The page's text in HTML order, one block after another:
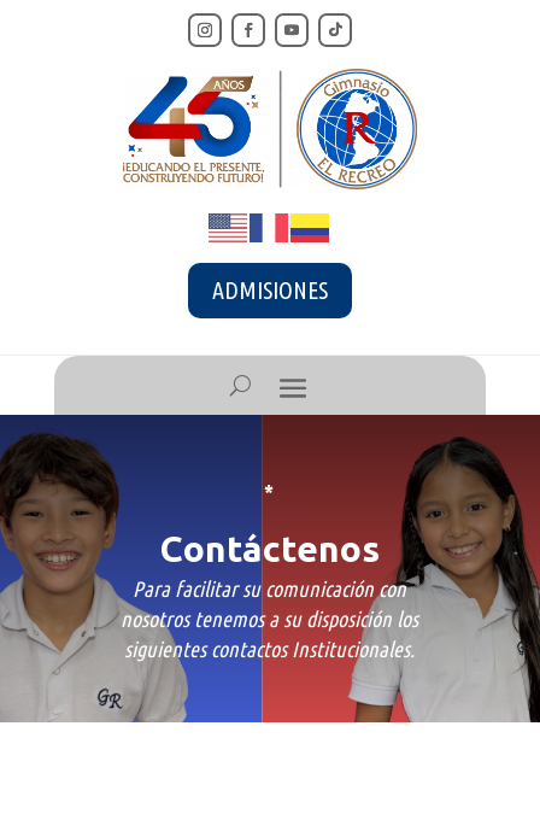
ADMISIONES
*
Contáctenos
Para facilitar su comunicación con
nosotros tenemos a su disposición los
siguientes contactos Institucionales.